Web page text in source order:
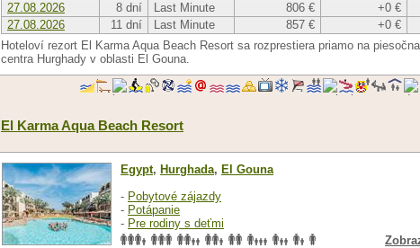
27.08.2026
8 dní Last Minute 806 € +0 €
27.08.2026
11 dní Last Minute 857 € +0 €
Hoteloví rezort El Karma Aqua Beach Resort sa rozprestiera priamo na
centra Hurghady v oblasti El Gouna.
El Karma Aqua Beach Resort
Egypt, Hurghada, El Gouna
- Pobytové zájazdy
- Potápanie
- Pre rodiny s deťmi